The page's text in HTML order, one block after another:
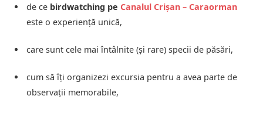
de ce birdwatching pe Canalul Crișan – Caraorman
este o experiență unică,
care sunt cele mai întâlnite (și rare) specii de păsări,
cum să îți organizezi excursia pentru a avea parte de
observații memorabile,